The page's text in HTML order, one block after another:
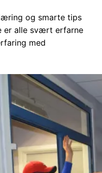
og smarte tips
er alle svært erfarne
med